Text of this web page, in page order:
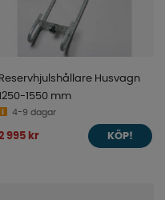
Reservhjulshållare Husvagn
1550 mm
4-9 dagar
995 kr KÖP!